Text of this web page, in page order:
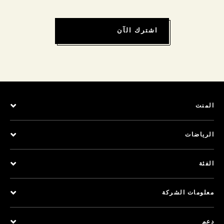
اشترك الآن
المنت
الرياضات
الفئة
معلومات الشركة
دعم